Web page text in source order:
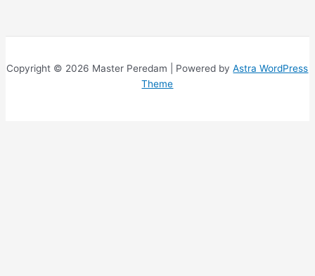
Copyright © 2026 Master Peredam | Powered byAstra WordPress
Theme